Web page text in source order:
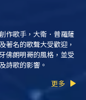
作歌手，大衛．普羅薩
著名的歌聲大受歡迎，
佛朗明哥的風格，並受
詩歌的影響。
更多